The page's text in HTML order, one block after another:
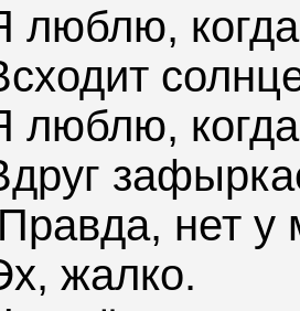
люблю,
люблю,
нет у
жалко.